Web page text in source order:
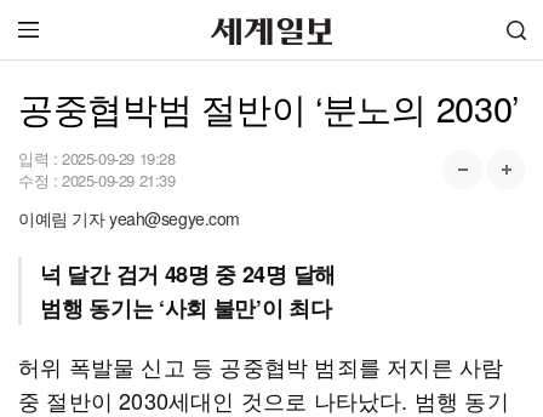
공중협박범 절반이 ‘분노의 2030’
입력 : 2025-09-29 19:28
수정 : 2025-09-29 21:39
이예림 기자 yeah@segye.com
넉 달간 검거 48명 중 24명 달해
범행 동기는 ‘사회 불만’이 최다
허위 폭발물 신고 등 공중협박 범죄를 저지른 사람
중 절반이 2030세대인 것으로 나타났다. 범행 동기